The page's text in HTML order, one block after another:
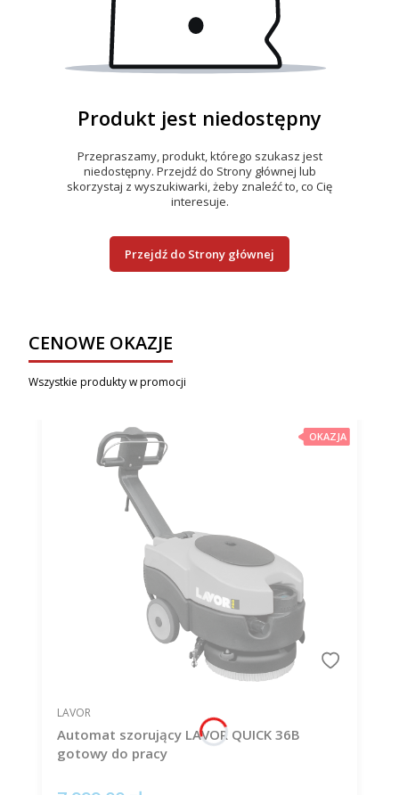
Produkt jest niedostępny
Przepraszamy, produkt, którego szukasz jest
niedostępny. Przejdź do Strony głównej lub
skorzystaj z wyszukiwarki, żeby znaleźć to, co Cię
interesuje.
Przejdź do Strony głównej
CENOWE OKAZJE
Wszystkie produkty w promocji
OKAZJA
Automat szorujący LAVOR QUICK 36B
gotowy do pracy
PRODUCENT
LAVOR